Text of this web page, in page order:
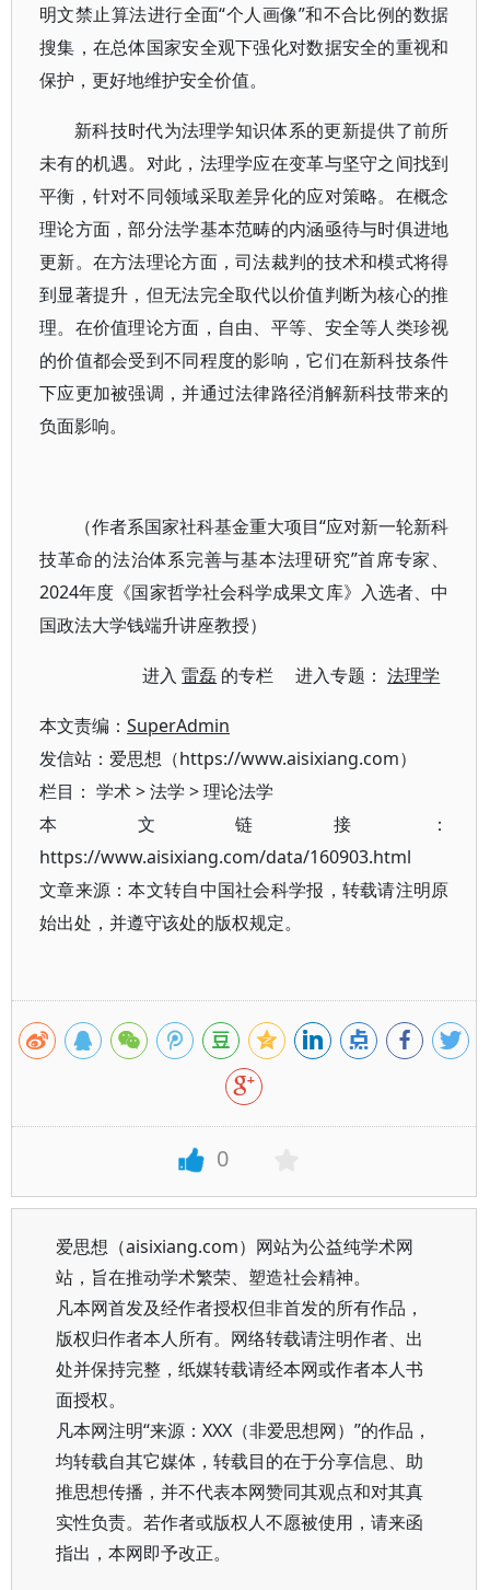
明文禁止算法进行全面“个人画像”和不合比例的数据
搜集，在总体国家安全观下强化对数据安全的重视和
保护，更好地维护安全价值。
新科技时代为法理学知识体系的更新提供了前所
未有的机遇。对此，法理学应在变革与坚守之间找到
平衡，针对不同领域采取差异化的应对策略。在概念
理论方面，部分法学基本范畴的内涵亟待与时俱进地
更新。在方法理论方面，司法裁判的技术和模式将得
到显著提升，但无法完全取代以价值判断为核心的推
理。在价值理论方面，自由、平等、安全等人类珍视
的价值都会受到不同程度的影响，它们在新科技条件
下应更加被强调，并通过法律路径消解新科技带来的
负面影响。
（作者系国家社科基金重大项目“应对新一轮新科
技革命的法治体系完善与基本法理研究”首席专家、
2024年度《国家哲学社会科学成果文库》入选者、中
国政法大学钱端升讲座教授）
进入雷磊 的专栏 进入专题：法理学
本文责编： SuperAdmin
发信站：爱思想（https://www.aisixiang.com）
栏目： 学术>法学 >理论法学
本文链接：
https://www.aisixiang.com/data/160903.html
文章来源：本文转自中国社会科学报，转载请注明原
始出处，并遵守该处的版权规定。
0
爱思想（aisixiang.com）网站为公益纯学术网
站，旨在推动学术繁荣、塑造社会精神。
凡本网首发及经作者授权但非首发的所有作品，
版权归作者本人所有。网络转载请注明作者、出
处并保持完整，纸媒转载请经本网或作者本人书
面授权。
凡本网注明“来源：XXX（非爱思想网）”的作品，
均转载自其它媒体，转载目的在于分享信息、助
推思想传播，并不代表本网赞同其观点和对其真
实性负责。若作者或版权人不愿被使用，请来函
指出，本网即予改正。